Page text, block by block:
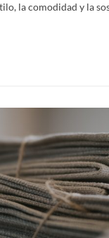
la comodidad y la